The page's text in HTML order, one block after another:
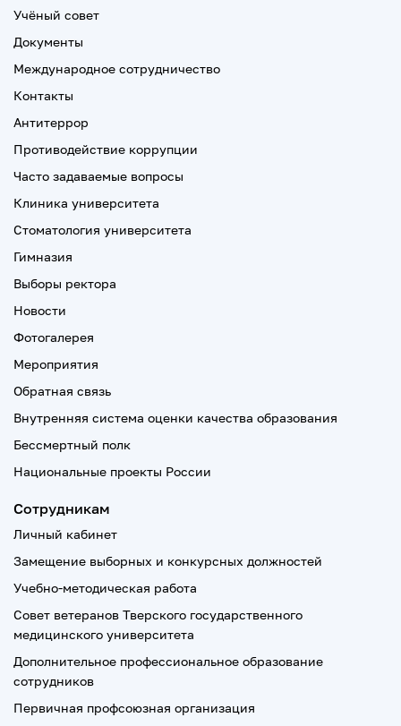
Учёный совет
Документы
Международное сотрудничество
Контакты
Антитеррор
Противодействие коррупции
Часто задаваемые вопросы
Клиника университета
Стоматология университета
Гимназия
Выборы ректора
Новости
Фотогалерея
Мероприятия
Обратная связь
Внутренняя система оценки качества образования
Бессмертный полк
Национальные проекты России
Сотрудникам
Личный кабинет
Замещение выборных и конкурсных должностей
Учебно-методическая работа
Совет ветеранов Тверского государственного
медицинского университета
Дополнительное профессиональное образование
сотрудников
Первичная профсоюзная организация